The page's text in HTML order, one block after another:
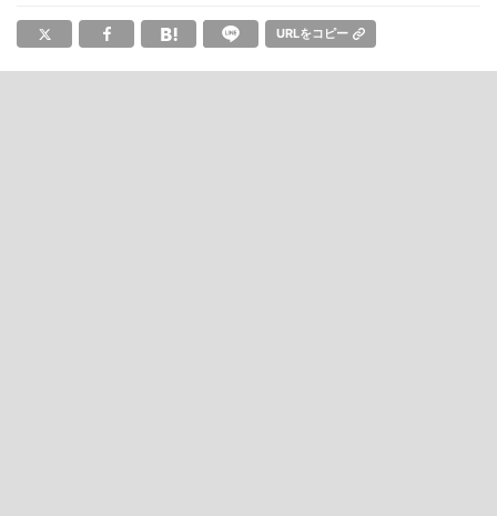
URLをコピー